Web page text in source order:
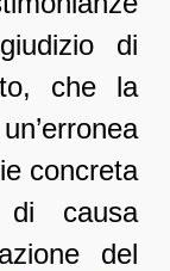
di
che la
concreta
di causa
del